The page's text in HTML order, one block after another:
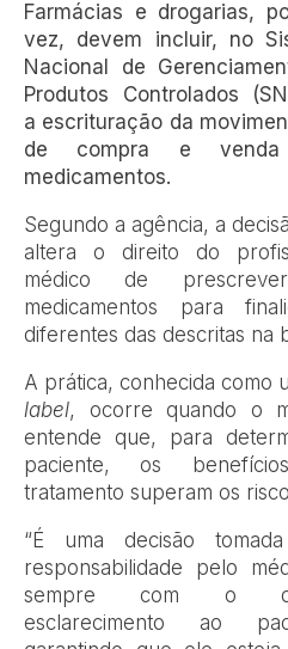
Farmácias e drogarias,
vez, devem incluir, no
Nacional de
Produtos Controlados
a escrituração da
de compra e
medicamentos.
Segundo a agência, a
altera o direito do
médico de
medicamentos para
diferentes das descritas na
A prática, conhecida como
label, ocorre quando o
entende que, para
paciente, os
tratamento superam os
“É uma decisão
responsabilidade pelo
sempre com o
esclarecimento ao